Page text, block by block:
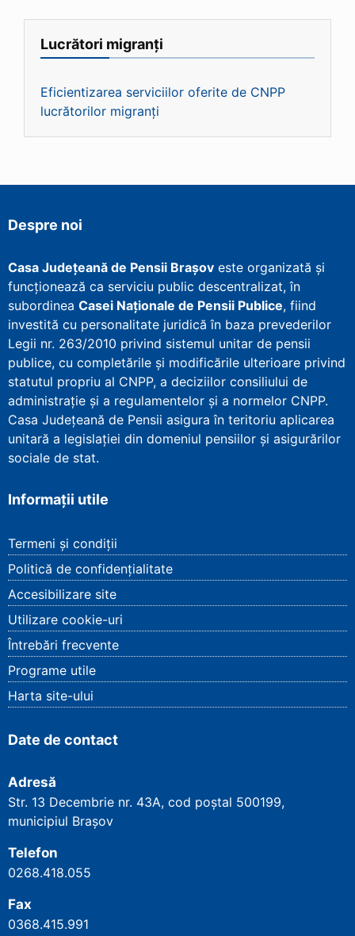
Lucrători migranți
Eficientizarea serviciilor oferite de CNPP
lucrătorilor migranți
Despre noi
Casa Județeană de Pensii Brașov este organizată și
funcționează ca serviciu public descentralizat, în
subordinea Casei Naționale de Pensii Publice, fiind
investită cu personalitate juridică în baza prevederilor
Legii nr. 263/2010 privind sistemul unitar de pensii
publice, cu completările și modificările ulterioare privind
statutul propriu al CNPP, a deciziilor consiliului de
administrație și a regulamentelor și a normelor CNPP.
Casa Județeană de Pensii asigura în teritoriu aplicarea
unitară a legislației din domeniul pensiilor și asigurărilor
sociale de stat.
Informații utile
Termeni și condiții
Politică de confidențialitate
Accesibilizare site
Utilizare cookie-uri
Întrebări frecvente
Programe utile
Harta site-ului
Date de contact
Adresă
Str. 13 Decembrie nr. 43A, cod poștal 500199,
municipiul Brașov
Telefon
0268.418.055
Fax
0368.415.991